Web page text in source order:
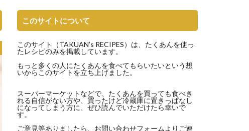
このサイトについて
このサイト（TAKUAN’s RECIPES）は、たくあんを使っ
たレシピのみを掲載しています。
もっと多くの人にたくあんを食べてもらいたいという想
いからこのサイトを立ち上げました。
スーパーマーケットなどで、たくあんを買っても食べき
れる自信がない方や、買ったけど冷蔵庫に置きっぱなし
になってしまう方に、ぜひ読んでいただけたら幸いで
す。
ご意見等ありましたら、 お問い合わせフォームよりご連